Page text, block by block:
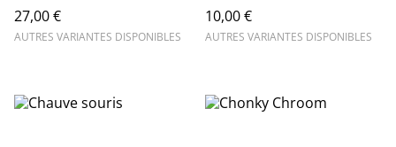
27,00 €
AUTRES VARIANTES DISPONIBLES
10,00 €
AUTRES VARIANTES DISPONIBLES